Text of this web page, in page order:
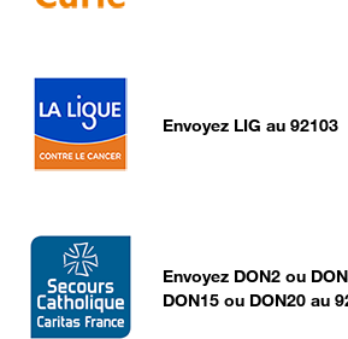
Envoyez LIG au 92103
Envoyez DON2 ou
DON15 ou DON20 au